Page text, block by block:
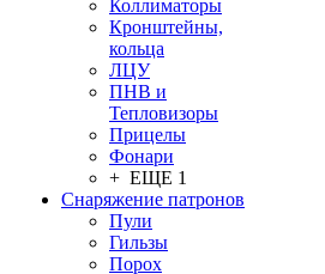
Коллиматоры
Кронштейны,
кольца
ЛЦУ
ПНВ и
Тепловизоры
Прицелы
Фонари
+ ЕЩЕ 1
Снаряжение патронов
Пули
Гильзы
Порох